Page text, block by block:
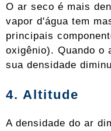
O ar seco é mais
vapor d'água tem
principais
oxigênio). Quando o
sua densidade
4. Altitude
A densidade do ar